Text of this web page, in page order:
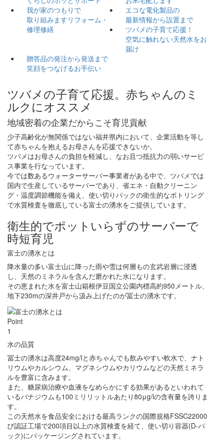
我が家のつもりで
取り組みます リフォーム・
修理修繕
エコな電化製品の
最新情報から設置まで
ツバメの子育て応援！
空気に触れない天然水をお
届け
贈答品の発注から発送まで
笑顔をつなげるお手伝い
ツバメの子育て応援。赤ちゃんのミ
ルクにオススメ
地域密着の企業だからこそ育児貢献
少子高齢化が無関係ではない福井県内において、企業活動を等し
て赤ちゃんを抱えるお母さんを応援できないか。
ツバメはお母さんの負担を軽減し、なお且つ抵抗力の弱いサービ
ス事業を行なっています。
今では数あるウォーターサーバー事業者がある中で、ツバメでは
国内で生産しているサーバーであり、省エネ・自動クリーニン
グ・温度調節機能を備え、使い切りパックの衛生的なボトリング
で水質検査を徹底している富士の湧水をご提供しています。
衛生的でポットいらずのサーバーで
時短育児
富士の湧水とは
降水量の多い富士山に降った雨や雪は何層もの玄武岩層に浸透
し、天然のミネラルを含んだ磨かれた水になります。
その恵まれた水を富士山箱根伊豆国立公園内標高約950メートル、
地下230mの深井戸から汲み上げたのが冨士の湧水です。
Point
1
水の品質
冨士の湧水は高度24mg/lと赤ちゃんでも飲みやすい軟水で、ナト
リウムやカルシウム、マグネシウムやカリウムなどの天然ミネラ
ルを豊富に含みます。
また、糖尿病治療や血液をなめらかにする効果があるといわれて
いるバナジウムも100ミリリットルあたり80μg/lの含有量を誇りま
す。
この天然水を食品安全における最高ランクの国際規格FSSC22000
び認証工場で200項目以上の水質検査を経て、使い切り容器(D-パ
ック)にパッケージングされています。